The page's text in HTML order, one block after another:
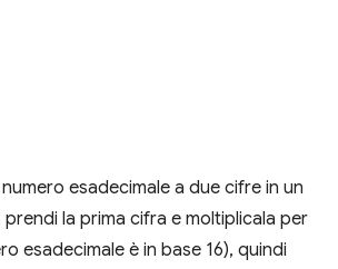
esadecimale a due cifre in un
prendi la prima cifra e moltiplicala per
esadecimale è in base 16), quindi